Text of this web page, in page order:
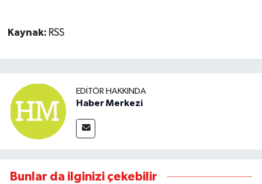
Kaynak: RSS
EDITÖR HAKKINDA
Haber Merkezi
Bunlar da ilginizi çekebilir